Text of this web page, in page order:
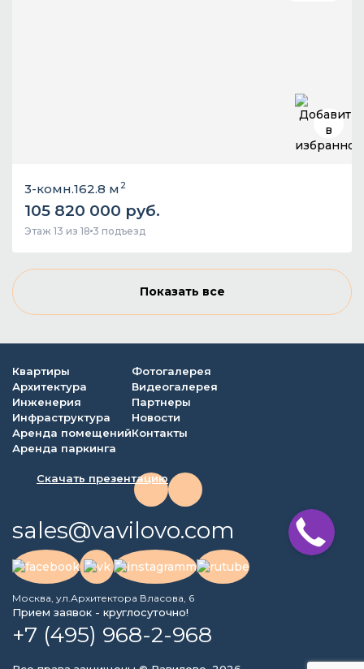
3-комн.162.8 м 2
105 820 000 руб.
Этаж 13 из 18 3 подъезд
Показать все
Квартиры
Архитектура
Инженерия
Инфраструктура
Аренда помещений
Аренда паркинга
Фотогалерея
Видеогалерея
Партнеры
Новости
Контакты
Скачать презентацию
sales@vavilovo.com
Москва, ул.Архитектора Власова, 6
Прием заявок - круглосуточно!
+7 (495) 968-2-968